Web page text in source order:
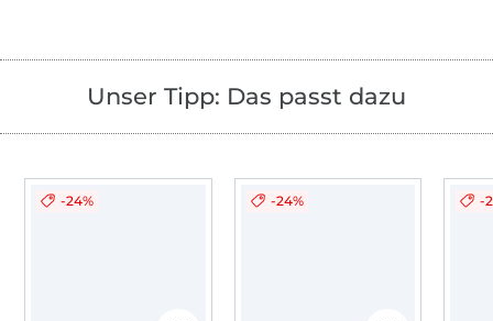
Unser Tipp: Das passt dazu
-24% -24% -